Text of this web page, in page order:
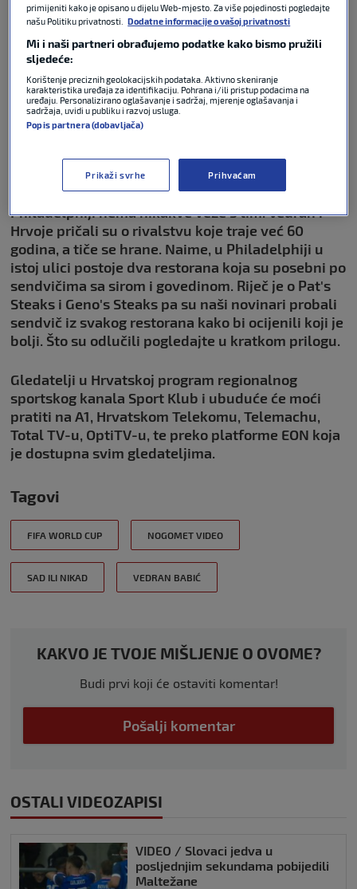
Uoči nastupa Hrvatske u Philadelphije naš novinar
Hrvojem Krešićem pripremio zanimljivu priču o
rivalstvu u tome gradu. Iako su u Sjevernu
Ameriku otišli vođeni sportom, ovo rivalstvo u
Philadelphiji nema nikakve veze s tim. Vedran i
Hrvoje pričali su o rivalstvu koje traje već 60
godina, a tiče se hrane. Naime, u Philadelphiji u
istoj ulici postoje dva restorana koja su posebni po
sendvičima sa sirom i govedinom. Riječ je o Pat's
Steaks i Geno's Steaks pa su naši novinari probali
sendvič iz svakog restorana kako bi ocijenili koji je
bolji. Što su odlučili pogledajte u kratkom prilogu.
Gledatelji u Hrvatskoj program regionalnog
sportskog kanala Sport Klub i ubuduće će moći
pratiti na A1, Hrvatskom Telekomu, Telemachu,
Total TV-u, OptiTV-u, te preko platforme EON koja
je dostupna svim gledateljima.
Tagovi
FIFA WORLD CUP NOGOMET VIDEO
SAD ILI NIKAD VEDRAN BABIĆ
KAKVO JE TVOJE MIŠLJENJE O OVOME?
Budi prvi koji će ostaviti komentar!
Pošalji komentar
OSTALI VIDEOZAPISI
VIDEO / Slovaci jedva u
posljednjim sekundama pobijedili
Maltežane
primijeniti kako je opisano u dijelu Web-mjesto. Za više pojedinosti pogledajte
našu Politiku privatnosti.
Dodatne informacije o vašoj privatnosti
Mi i naši partneri obrađujemo podatke kako bismo pružili
sljedeće:
Korištenje preciznih geolokacijskih podataka. Aktivno skeniranje
karakteristika uređaja za identifikaciju. Pohrana i/ili pristup podacima na
uređaju. Personalizirano oglašavanje i sadržaj, mjerenje oglašavanja i
sadržaja, uvidi u publiku i razvoj usluga.
Popis partnera (dobavljača)
Prikaži svrhe Prihvaćam